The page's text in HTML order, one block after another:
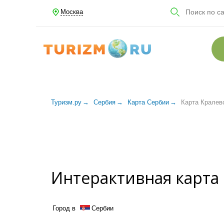
Москва
Туризм.ру Сербия Карта Сербии Карта
Интерактивная
Город в Сербии